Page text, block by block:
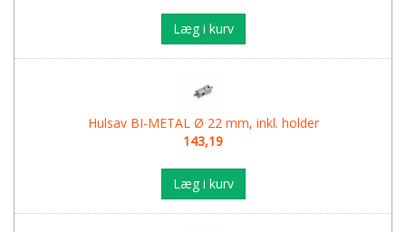
Læg i kurv
Hulsav BI-METAL Ø 22 mm, inkl. holder
143,19
Læg i kurv